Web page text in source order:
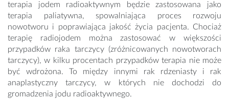
terapia jodem radioaktywnym będzie zastosowana jako
terapia paliatywna, spowalniająca proces rozwoju
nowotworu i poprawiająca jakość życia pacjenta. Chociaż
terapię radiojodem można zastosować w większości
przypadków raka tarczycy (zróżnicowanych nowotworach
tarczycy), w kilku procentach przypadków terapia nie może
być wdrożona. To między innymi rak rdzeniasty i rak
anaplastyczny tarczycy, w których nie dochodzi do
gromadzenia jodu radioaktywnego.